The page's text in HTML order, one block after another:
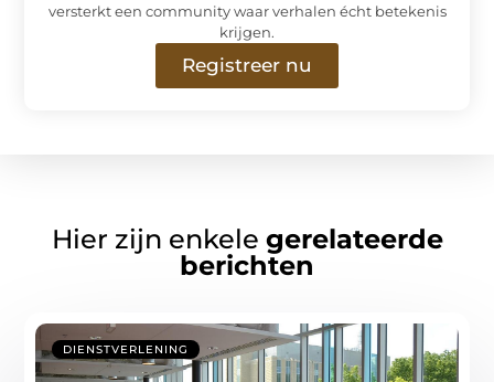
versterkt een community waar verhalen écht betekenis
krijgen.
Registreer nu
Hier zijn enkele gerelateerde
berichten
DIENSTVERLENING